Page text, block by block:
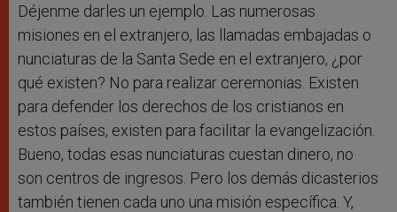
Déjenme darles un ejemplo. Las numerosas
misiones en el extranjero, las llamadas embajadas o
nunciaturas de la Santa Sede en el extranjero, ¿por
qué existen? No para realizar ceremonias. Existen
para defender los derechos de los cristianos en
estos países, existen para facilitar la evangelización.
Bueno, todas esas nunciaturas cuestan dinero, no
son centros de ingresos. Pero los demás dicasterios
también tienen cada uno una misión específica. Y,